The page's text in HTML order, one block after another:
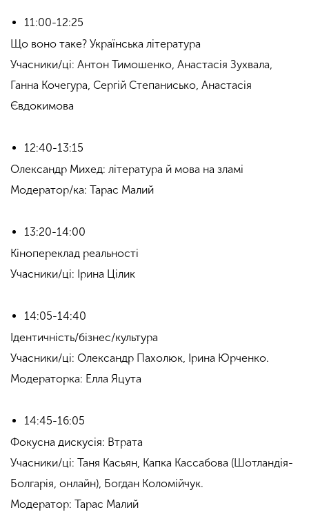
11:00-12:25
Що воно таке? Українська література
Учасники/ці: Антон Тимошенко, Анастасія Зухвала,
Ганна Кочегура, Сергій Степанисько, Анастасія
Євдокимова
12:40-13:15
Олександр Михед: література й мова на зламі
Модератор/ка: Тарас Малий
13:20-14:00
Кінопереклад реальності
Учасники/ці: Ірина Цілик
14:05-14:40
Ідентичність/бізнес/культура
Учасники/ці: Олександр Пахолюк, Ірина Юрченко.
Модераторка: Елла Яцута
14:45-16:05
Фокусна дискусія: Втрата
Учасники/ці: Таня Касьян, Капка Кассабова (Шотландія-
Болгарія, онлайн), Богдан Коломійчук.
Модератор: Тарас Малий